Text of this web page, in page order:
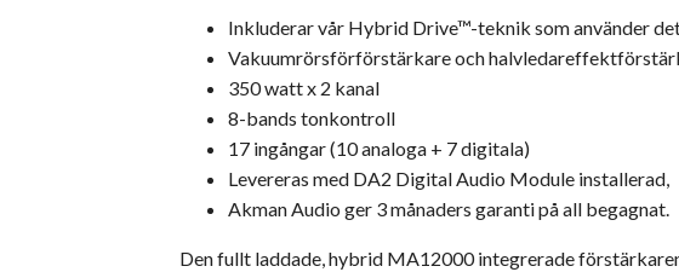
Inkluderar vår Hybrid Drive™-teknik som använder
Vakuumrörsförförstärkare och
350 watt x 2 kanal
8-bands tonkontroll
17 ingångar (10 analoga + 7 digitala)
Levereras med DA2 Digital Audio Module installerad,
Akman Audio ger 3 månaders garanti på all begagnat.
Den fullt laddade, hybrid MA12000 integrerade